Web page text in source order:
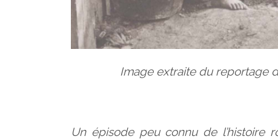
Image extraite du reportage
Un épisode peu connu de l’histoire